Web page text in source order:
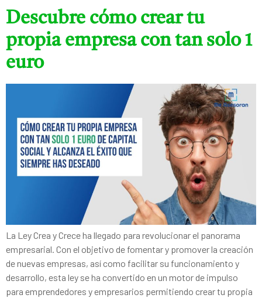
Descubre cómo crear tu
propia empresa con tan solo 1
euro
La Ley Crea y Crece ha llegado para revolucionar el panorama
empresarial. Con el objetivo de fomentar y promover la creación
de nuevas empresas, así como facilitar su funcionamiento y
desarrollo, esta ley se ha convertido en un motor de impulso
para emprendedores y empresarios permitiendo crear tu propia